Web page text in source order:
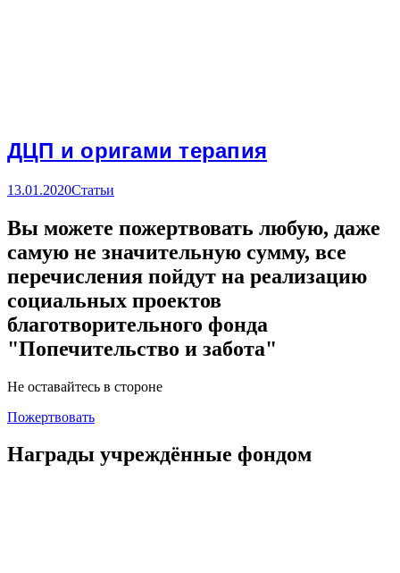
ДЦП и оригами терапия
13.01.2020Статьи
Вы можете пожертвовать любую, даже
самую не значительную сумму, все
перечисления пойдут на реализацию
социальных проектов
благотворительного фонда
"Попечительство и забота"
Не оставайтесь в стороне
Пожертвовать
Награды учреждённые фондом